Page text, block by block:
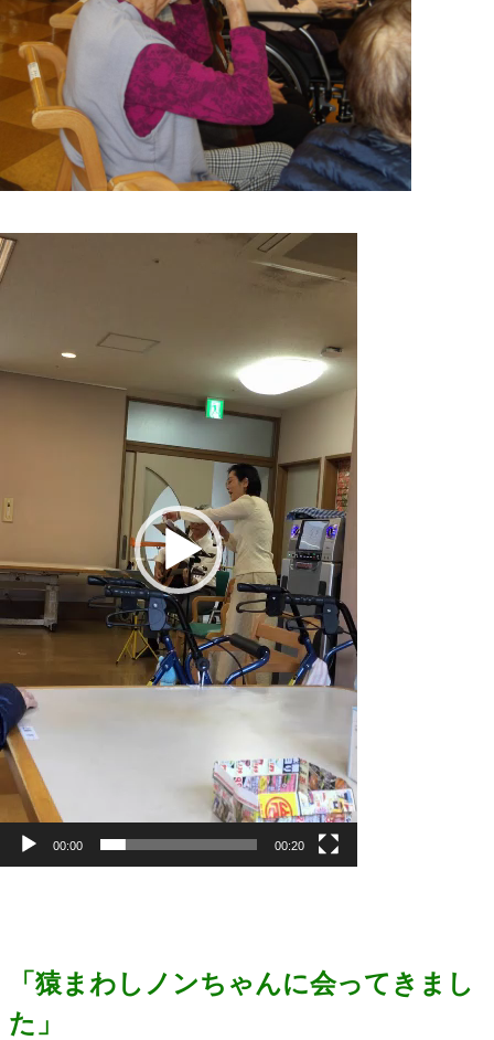
動
画
ヤ
00:00 00:20
「猿まわしノンちゃんに会ってきまし
た」